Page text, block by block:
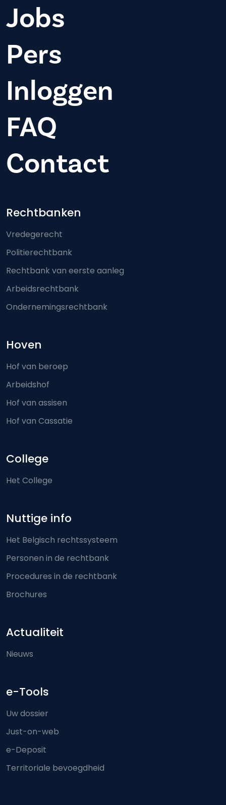
Jobs
Pers
Inloggen
FAQ
Contact
Footer-menu
Rechtbanken
Vredegerecht
Politierechtbank
Rechtbank van eerste aanleg
Arbeidsrechtbank
Ondernemingsrechtbank
Hoven
Hof van beroep
Arbeidshof
Hof van assisen
Hof van Cassatie
College
Het College
Nuttige info
Het Belgisch rechtssysteem
Personen in de rechtbank
Procedures in de rechtbank
Brochures
Actualiteit
Nieuws
e-Tools
Uw dossier
Just-on-web
e-Deposit
Territoriale bevoegdheid